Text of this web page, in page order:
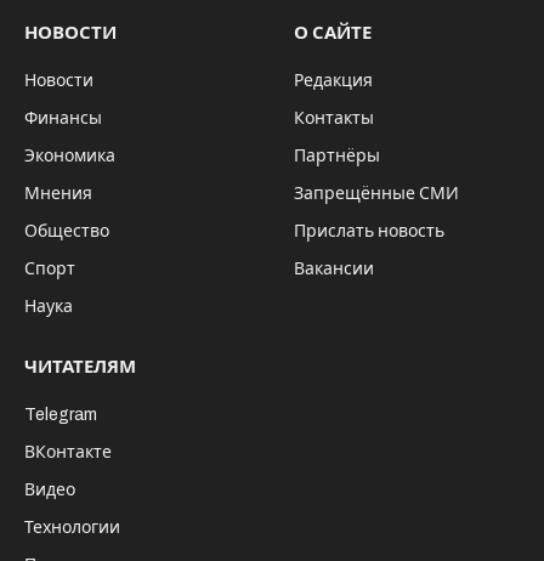
Этот ушлепок стал первым, от кого
отреклась вся семья и не побоялась об этом
заявить открыто и официально. И дело не в
заключение, а в случае решения об
экстрадиции в Беларусь – смертная казнь.
Дело в том, что он не часть семейного
картеля, а обычный выродок, за которого